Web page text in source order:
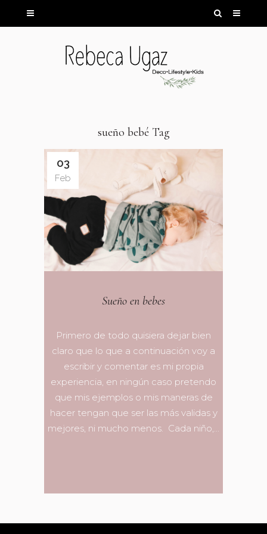
sueño bebé Tag
03
Feb
Sueño en bebes
Primero de todo quisiera dejar bien
claro que lo que a continuación voy a
escribir y comentar es mi propia
experiencia, en ningún caso pretendo
que mis ejemplos o mis maneras de
hacer tengan que ser las más validas y
mejores, ni mucho menos. Cada niño,...